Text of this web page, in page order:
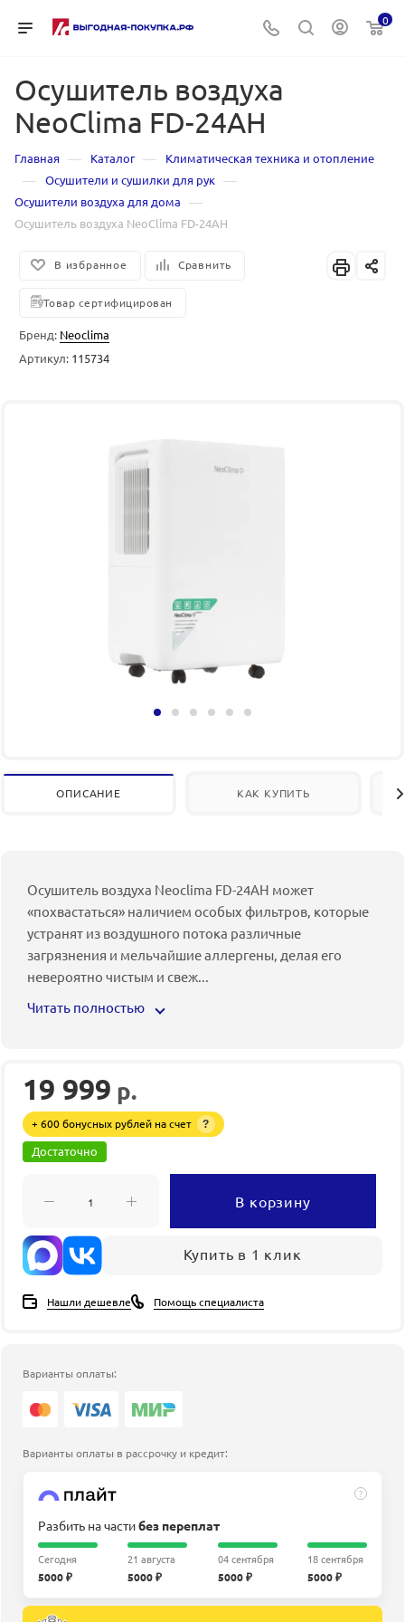
0
Осушитель воздуха
NeoClima FD-24AH
Главная — Каталог — Климатическая техника и отопление
— Осушители и сушилки для рук —
Осушители воздуха для дома —
Осушитель воздуха NeoClima FD-24AH
В избранное Сравнить
Товар сертифицирован
Бренд: Neoclima
Артикул: 115734
ОПИСАНИЕ КАК КУПИТЬ
Осушитель воздуха Neoclima FD-24AH может
«похвастаться» наличием особых фильтров, которые
устранят из воздушного потока различные
загрязнения и мельчайшие аллергены, делая его
невероятно чистым и свеж...
Читать полностью
19 999 р.
+ 600 бонусных рублей на счет ?
Достаточно
В корзину
Купить в 1 клик
Нашли дешевле Помощь специалиста
Варианты оплаты:
Варианты оплаты в рассрочку и кредит:
?
Разбить на частибез переплат
Сегодня
5000 ₽
21 августа
5000 ₽
04 сентября
5000 ₽
18 сентября
5000 ₽